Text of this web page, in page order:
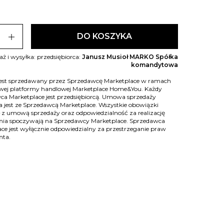
add DO KOSZYKA
i wysyłka: przedsiębiorca: Janusz Musioł MARKO Spółka
komandytowa
sprzedawany przez Sprzedawcę Marketplace w ramach
platformy handlowej Marketplace Home&You. Każdy
Marketplace jest przedsiębiorcą. Umowa sprzedaży
jest ze Sprzedawcą Marketplace. Wszystkie obowiązki
umową sprzedaży oraz odpowiedzialność za realizację
spoczywają na Sprzedawcy Marketplace. Sprzedawca
jest wyłącznie odpowiedzialny za przestrzeganie praw